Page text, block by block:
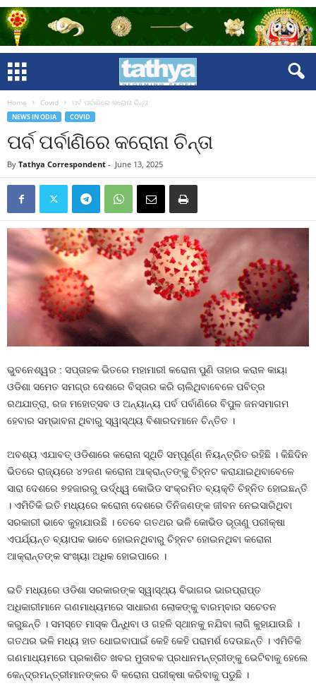
Home Covid ପର୍ବ ପର୍ବାଣିରେ କରୋନା ଚିନ୍ତା
NEWS IN ODIA COVID
ପର୍ବ ପର୍ବାଣିରେ କରୋନା ଚିନ୍ତା
By Tathya Correspondent - June 13, 2025
ଭୁବନେଶ୍ୱର : ସପ୍ତାହକ ଭିତରେ ମହାମାରୀ କରୋନା ପୁଣି ତାହାର କରାଳ କାୟା
ଓଡିଶା ସମେତ ସମଗ୍ର ଦେଶରେ ବିସ୍ତାର କରି ଚାଲିଥିବାବେଳେ ପବିତ୍ର
ରଥଯାତ୍ରା, ରଜ ମହୋତ୍ସବ ଓ ଅନ୍ୟାନ୍ୟ ପର୍ବ ପର୍ବାଣିରେ ବିପୁଳ ଜନସମାଗମ
ହେବାର ସମ୍ଭାବନା ଥିବାରୁ ସ୍ୱାସ୍ଥ୍ୟ ବିଶାରଦମାନେ ଚିନ୍ତିତ ।
ଅବଶ୍ୟ ଏଯାବତ୍‍ ଓଡିଶାରେ କରୋନା ସ୍ଥିତି ସମ୍ପୂର୍ଣ୍ଣ ନିୟନ୍ତ୍ରିତ ରହିଛି । କିଛିଦିନ
ଭିତରେ ରାଜ୍ୟରେ ୪୨ଜଣ କରୋନା ଆକ୍ରାନ୍ତଙ୍କୁ ଚିହ୍ନଟ କରାଯାଇଥିବାବେଳେ
ସାରା ଦେଶରେ ୭ହଜାରରୁ ଉର୍ଦ୍ଧ୍ୱ କୋଭିଡ ସଂକ୍ରମିତ ବ୍ୟକ୍ତି ଚିହ୍ନିତ ହୋଇଛନ୍ତି
। ଏମିତିକି ଇତି ମଧ୍ୟରେ କରୋନା ଦେଶରେ ତିନିଜଣଙ୍କ ଜୀବନ ନେଇସାରିଥିବା
ସରକାରୀ ଭାବେ କୁହାଯାଉଛି । ତେବେ ଗତଥର ଭଳି କୋଭିଡ ଭୂତାଣୁ ପରୀକ୍ଷା
ଏପର୍ଯ୍ୟନ୍ତ ବ୍ୟାପକ ଭାବେ ହୋଇନଥିବାରୁ ଚିହ୍ନଟ ହୋଇନଥିବା କରୋନା
ଆକ୍ରାନ୍ତଙ୍କ ସଂଖ୍ୟା ଅଧିକ ହୋଇପାରେ ।
ଇତି ମଧ୍ୟରେ ଓଡିଶା ସରକାରଙ୍କ ସ୍ୱାସ୍ଥ୍ୟ ବିଭାଗର ଭାରପ୍ରାପ୍ତ
ଅଧିକାରୀମାନେ ଗଣମାଧ୍ୟମରେ ସାଧାରଣ ଲୋକଙ୍କୁ ବାରମ୍ବାର ସଚେତନ
କରୁଛନ୍ତି । ସମସ୍ତେ ମାସ୍କ ପିନ୍ଧିବା ଓ ଗହଳି ସ୍ଥାନକୁ ନଯିବା ଲାଗି କୁହାଯାଉଛି ।
ଗତଥର ଭଳି ମଧ୍ୟ ହାତ ଧୋଇବାପାଇଁ କେହି କେହି ପରାମର୍ଶ ଦେଉଛନ୍ତି । ଏମିତିକି
ଗଣମାଧ୍ୟମରେ ପ୍ରକାଶିତ ଖବର ମୁତାବକ ପ୍ରଧାନମନ୍ତ୍ରୀଙ୍କୁ ଭେଟିବାକୁ ହେଲେ
କେନ୍ଦ୍ରମନ୍ତ୍ରୀମାନଙ୍କର ବି କରୋନା ପରୀକ୍ଷା କରିବାକୁ ପଡୁଛି ।